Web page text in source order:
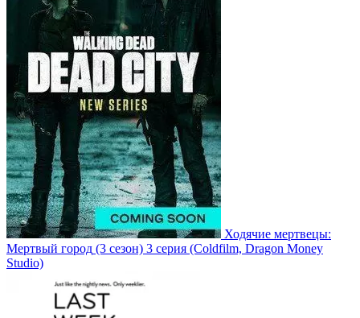
Ходячие мертвецы:
Мертвый город (3 сезон) 3 серия (Coldfilm, Dragon Money
Studio)